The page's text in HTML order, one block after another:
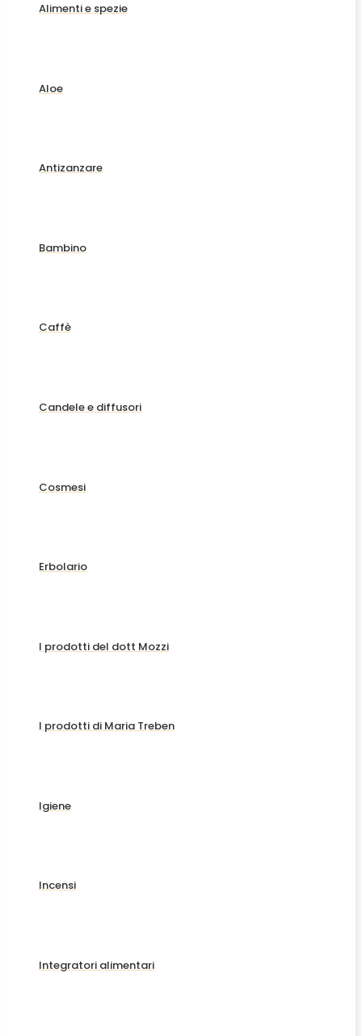
Alimenti e spezie
Aloe
Antizanzare
Bambino
Caffè
Candele e diffusori
Cosmesi
Erbolario
I prodotti del dott Mozzi
I prodotti di Maria Treben
Igiene
Incensi
Integratori alimentari